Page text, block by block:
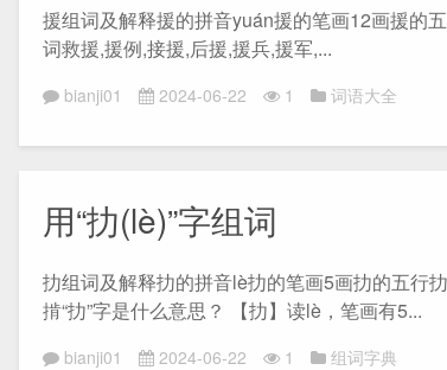
援组词及解释援的拼音yuán援的笔画12画援的
词救援,援例,接援,后援,援兵,援军,...
bianji01 2024-06-22 1 词语大全
用“扐(lè)”字组词
扐组词及解释扐的拼音lè扐的笔画5画扐的五行
掯“扐”字是什么意思？ 【扐】读lè，笔画有5...
bianji01 2024-06-22 1 组词字典